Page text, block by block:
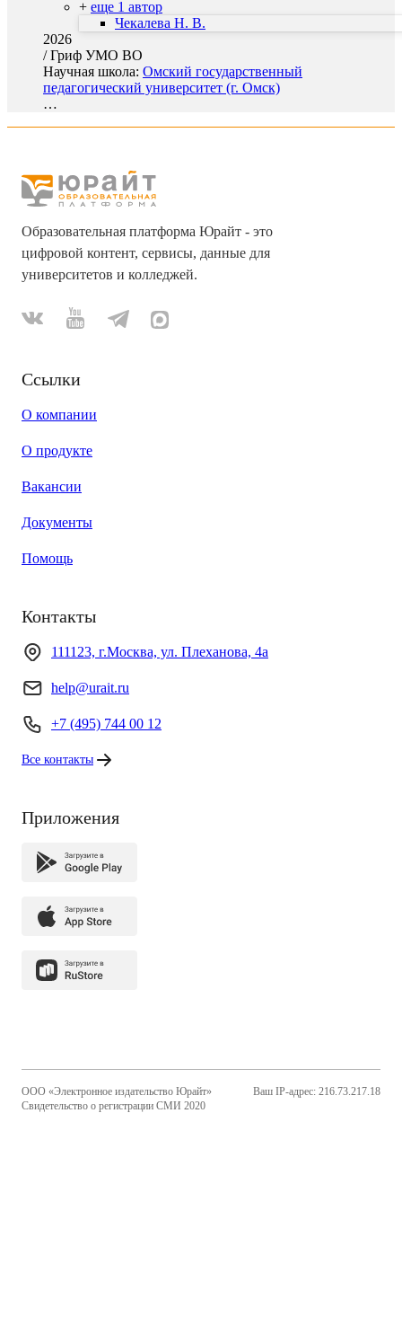
+ еще 1 автор
Чекалева Н. В.
2026
/Гриф УМО ВО
Научная школа: Омский государственный
педагогический университет (г. Омск)
…
Образовательная платформа Юрайт - это
цифровой контент, сервисы, данные для
университетов и колледжей.
Ссылки
О компании
О продукте
Вакансии
Документы
Помощь
Контакты
111123, г.Москва, ул. Плеханова, 4а
help@urait.ru
+7 (495) 744 00 12
Все контакты
Приложения
ООО «Электронное издательство Юрайт»
Свидетельство о регистрации СМИ 2020
Ваш IP-адрес: 216.73.217.18